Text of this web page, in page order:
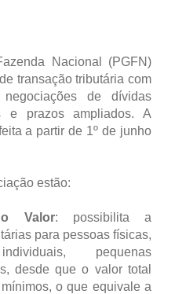
Nacional (PGFN)
transação tributária com
de dívidas
e prazos ampliados. A
a partir de 1º de junho
estão:
Valor: possibilita a
para pessoas físicas,
pequenas
desde que o valor total
o que equivale a